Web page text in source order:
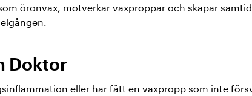
öronvax, motverkar vaxproppar och skapar
Doktor
eller har fått en vaxpropp som inte